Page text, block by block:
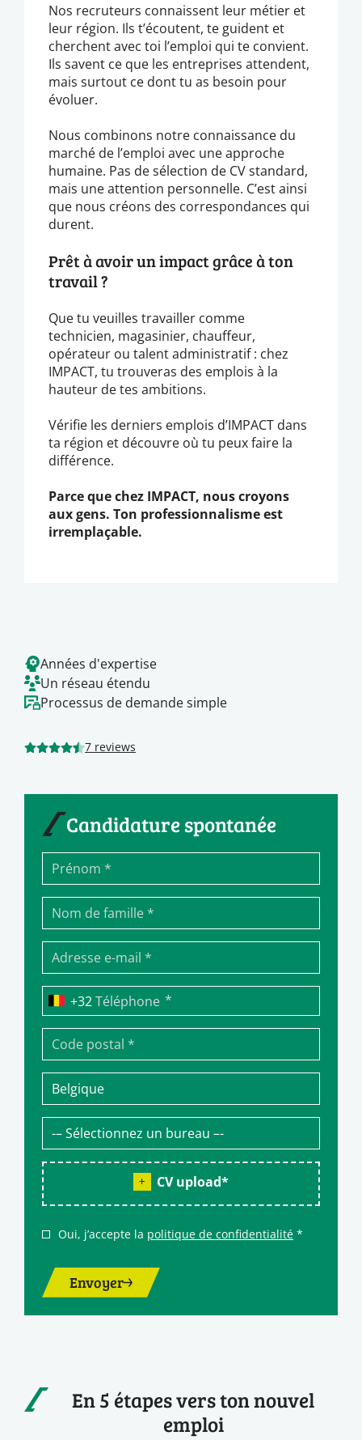
Nos recruteurs connaissent leur métier et
leur région. Ils t’écoutent, te guident et
cherchent avec toi l’emploi qui te convient.
Ils savent ce que les entreprises attendent,
mais surtout ce dont tu as besoin pour
évoluer.
Nous combinons notre connaissance du
marché de l’emploi avec une approche
humaine. Pas de sélection de CV standard,
mais une attention personnelle. C’est ainsi
que nous créons des correspondances qui
durent.
Prêt à avoir un impact grâce à ton
travail ?
Que tu veuilles travailler comme
technicien, magasinier, chauffeur,
opérateur ou talent administratif : chez
IMPACT, tu trouveras des emplois à la
hauteur de tes ambitions.
Vérifie les derniers emplois d’IMPACT dans
ta région et découvre où tu peux faire la
différence.
Parce que chez IMPACT, nous croyons
aux gens. Ton professionnalisme est
irremplaçable.
Candidature spontanée
Téléphone *
CV upload*
Oui, j’accepte la politique de confidentialité *
Envoyer
Années d'expertise
Un réseau étendu
Processus de demande simple
7 reviews
En 5 étapes vers ton nouvel
emploi